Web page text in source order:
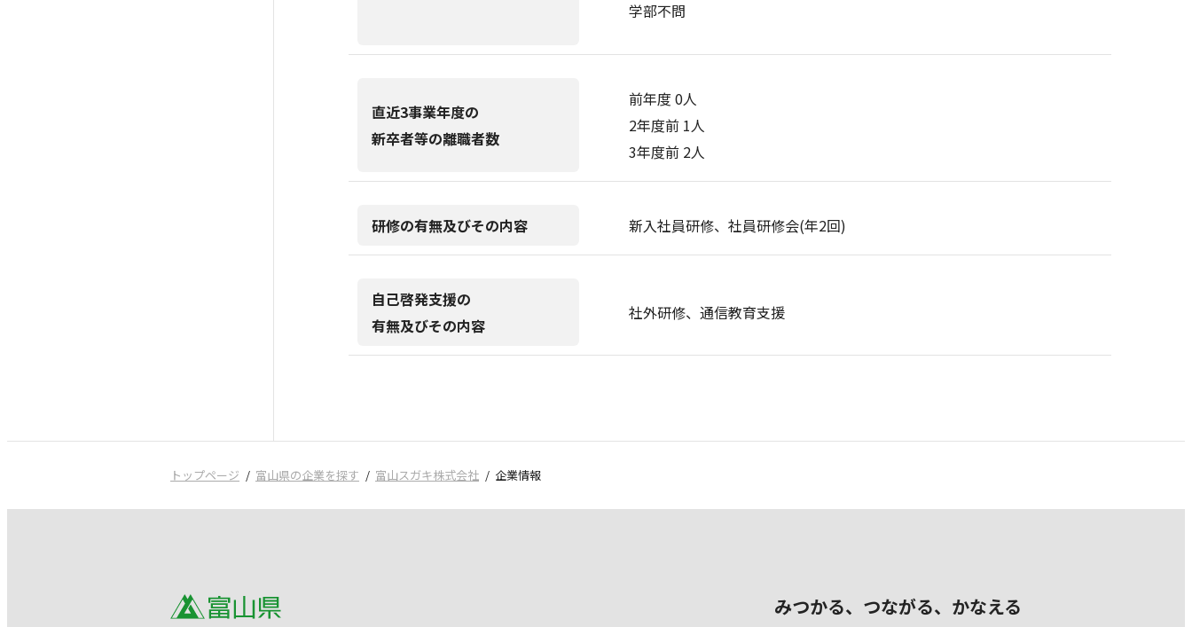
学部不問
直近3事業年度の
新卒者等の離職者数
前年度 0人
2年度前 1人
3年度前 2人
研修の有無及びその内容 新入社員研修、社員研修会(年2回)
自己啓発支援の
有無及びその内容
社外研修、通信教育支援
トップページ 富山県の企業を探す 富山スガキ株式会社 企業情報
みつかる、つながる、かなえる